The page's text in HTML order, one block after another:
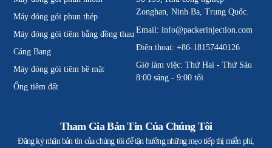
Máy đóng gói phun thép
Máy đóng gói tiêm bằng đồng thau
Cảng Bang
Máy đóng gói tiêm bề mặt
Ống tiêm đất
Zonghan, Ninh Ba, Trung Quốc.
Email: info@packerinjection.com
Điện thoại: +86-18157440126
Giờ làm việc: Thứ Hai - Thứ Sáu
8:00 sáng - 9:00 tối
Tham Gia Bản Tin Của Chúng Tôi
Đăng ký nhận bản tin của chúng tôi để tận hưởng những mẹo tiếp thị miễn phí,